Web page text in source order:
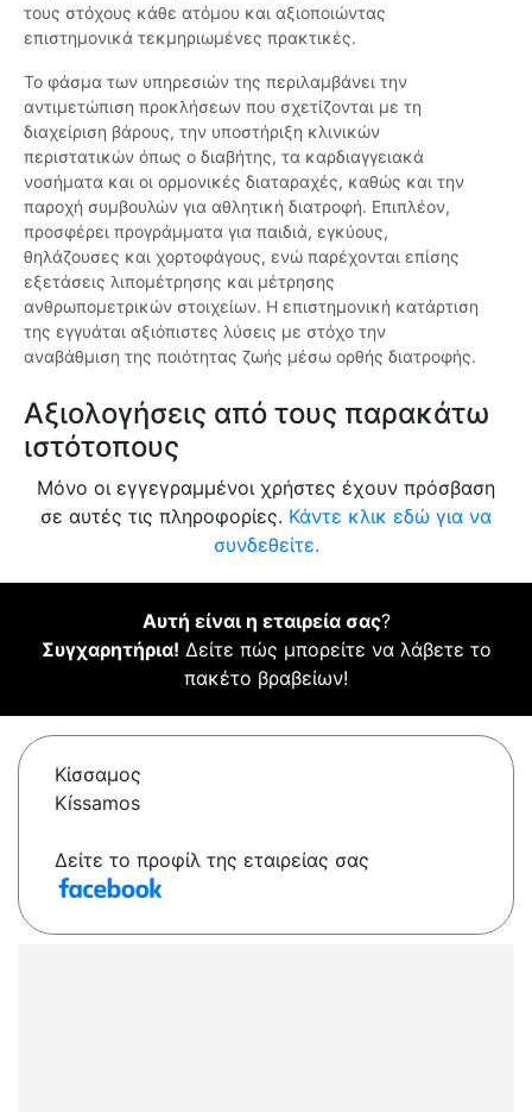
τους στόχους κάθε ατόμου και αξιοποιώντας
επιστημονικά τεκμηριωμένες πρακτικές.
Το φάσμα των υπηρεσιών της περιλαμβάνει την
αντιμετώπιση προκλήσεων που σχετίζονται με τη
διαχείριση βάρους, την υποστήριξη κλινικών
περιστατικών όπως ο διαβήτης, τα καρδιαγγειακά
νοσήματα και οι ορμονικές διαταραχές, καθώς και την
παροχή συμβουλών για αθλητική διατροφή. Επιπλέον,
προσφέρει προγράμματα για παιδιά, εγκύους,
θηλάζουσες και χορτοφάγους, ενώ παρέχονται επίσης
εξετάσεις λιπομέτρησης και μέτρησης
ανθρωπομετρικών στοιχείων. Η επιστημονική κατάρτιση
της εγγυάται αξιόπιστες λύσεις με στόχο την
αναβάθμιση της ποιότητας ζωής μέσω ορθής διατροφής.
Αξιολογήσεις από τους παρακάτω
ιστότοπους
Μόνο οι εγγεγραμμένοι χρήστες έχουν πρόσβαση
σε αυτές τις πληροφορίες. Κάντε κλικ εδώ για να
συνδεθείτε.
Αυτή είναι η εταιρεία σας?
Συγχαρητήρια! Δείτε πώς μπορείτε να λάβετε το
πακέτο βραβείων!
Κίσσαμος
Kíssamos
Δείτε το προφίλ της εταιρείας σας